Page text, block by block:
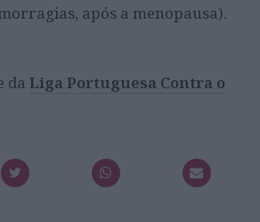
após a menopausa).
da Liga Portuguesa Contra o